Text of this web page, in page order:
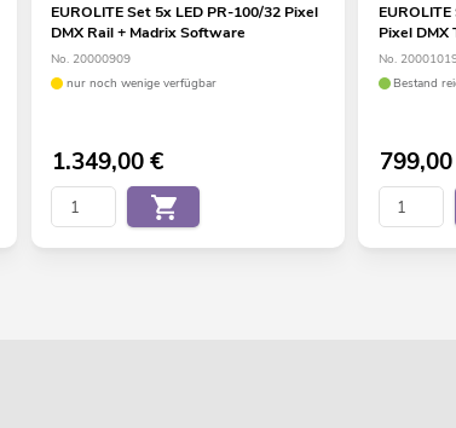
EUROLITE Set 5x LED PR-100/32 Pixel
DMX Rail + Madrix Software
No. 20000909
nur noch wenige verfügbar
1.349,00€
Pixel DMX
No.
Bestand
799,00